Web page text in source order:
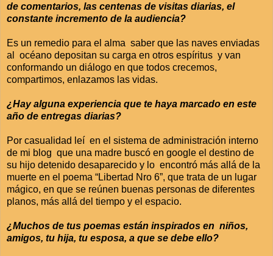
de comentarios, las centenas de visitas diarias, el
constante incremento de la audiencia?
Es un remedio para el alma saber que las naves enviadas
al océano depositan su carga en otros espíritus y van
conformando un diálogo en que todos crecemos,
compartimos, enlazamos las vidas.
¿Hay alguna experiencia que te haya marcado en este
año de entregas diarias?
Por casualidad leí en el sistema de administración interno
de mi blog que una madre buscó en google el destino de
su hijo detenido desaparecido y lo encontró más allá de la
muerte en el poema “Libertad Nro 6”, que trata de un lugar
mágico, en que se reúnen buenas personas de diferentes
planos, más allá del tiempo y el espacio.
¿Muchos de tus poemas están inspirados en niños,
amigos, tu hija, tu esposa, a que se debe ello?